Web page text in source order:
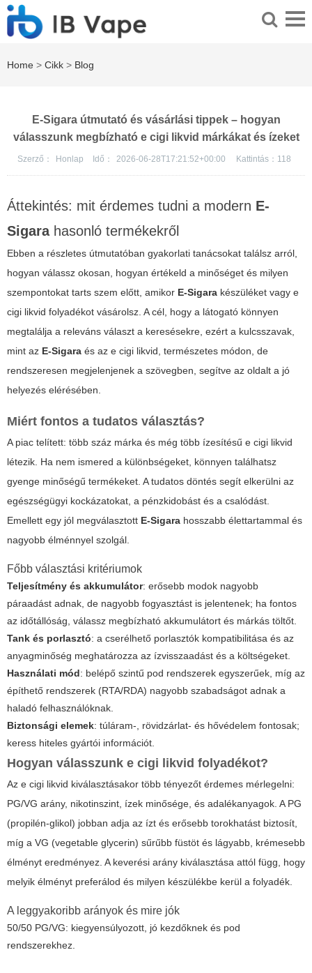
Home > Cikk > Blog
E-Sigara útmutató és vásárlási tippek – hogyan
válasszunk megbízható e cigi likvid márkákat és ízeket
Szerző： Honlap Idő： 2026-06-28T17:21:52+00:00 Kattintás： 118
Áttekintés: mit érdemes tudni a modern E-
Sigarahasonló termékekről
Ebben a részletes útmutatóban gyakorlati tanácsokat találsz arról,
hogyan válassz okosan, hogyan értékeld a minőséget és milyen
szempontokat tarts szem előtt, amikor E-Sigara készüléket vagy e
cigi likvid folyadékot vásárolsz. A cél, hogy a látogató könnyen
megtalálja a releváns választ a keresésekre, ezért a kulcsszavak,
mint az E-Sigara és az e cigi likvid, természetes módon, de
rendszeresen megjelenjenek a szövegben, segítve az oldalt a jó
helyezés elérésében.
Miért fontos a tudatos választás?
A piac telített: több száz márka és még több ízesítésű e cigi likvid
létezik. Ha nem ismered a különbségeket, könnyen találhatsz
gyenge minőségű termékeket. A tudatos döntés segít elkerülni az
egészségügyi kockázatokat, a pénzkidobást és a csalódást.
Emellett egy jól megválasztott E-Sigara hosszabb élettartammal és
nagyobb élménnyel szolgál.
Főbb választási kritériumok
Teljesítmény és akkumulátor: erősebb modok nagyobb
páraadást adnak, de nagyobb fogyasztást is jelentenek; ha fontos
az időtállóság, válassz megbízható akkumulátort és márkás töltőt.
Tank és porlasztó: a cserélhető porlasztók kompatibilitása és az
anyagminőség meghatározza az ízvisszaadást és a költségeket.
Használati mód: belépő szintű pod rendszerek egyszerűek, míg az
építhető rendszerek (RTA/RDA) nagyobb szabadságot adnak a
haladó felhasználóknak.
Biztonsági elemek: túláram-, rövidzárlat- és hővédelem fontosak;
keress hiteles gyártói információt.
Hogyan válasszunk e cigi likvid folyadékot?
Az e cigi likvid kiválasztásakor több tényezőt érdemes mérlegelni:
PG/VG arány, nikotinszint, ízek minősége, és adalékanyagok. A PG
(propilén-glikol) jobban adja az ízt és erősebb torokhatást biztosít,
míg a VG (vegetable glycerin) sűrűbb füstöt és lágyabb, krémesebb
élményt eredményez. A keverési arány kiválasztása attól függ, hogy
melyik élményt preferálod és milyen készülékbe kerül a folyadék.
A leggyakoribb arányok és mire jók
50/50 PG/VG: kiegyensúlyozott, jó kezdőknek és pod
rendszerekhez.